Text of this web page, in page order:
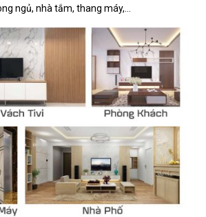
ngủ, nhà tắm, thang máy,…